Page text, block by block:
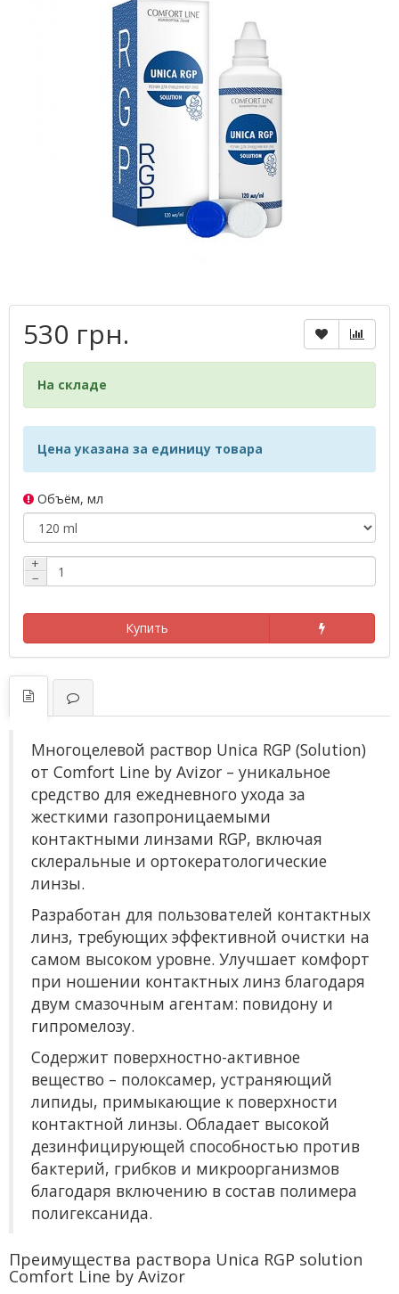
530 грн.
На складе
Цена указана за единицу товара
Объём, мл
+
−
Купить
Многоцелевой раствор Unica RGP (Solution)
от Comfort Line by Avizor – уникальное
средство для ежедневного ухода за
жесткими газопроницаемыми
контактными линзами RGP, включая
склеральные и ортокератологические
линзы.
Разработан для пользователей контактных
линз, требующих эффективной очистки на
самом высоком уровне. Улучшает комфорт
при ношении контактных линз благодаря
двум смазочным агентам: повидону и
гипромелозу.
Содержит поверхностно-активное
вещество – полоксамер, устраняющий
липиды, примыкающие к поверхности
контактной линзы. Обладает высокой
дезинфицирующей способностью против
бактерий, грибков и микроорганизмов
благодаря включению в состав полимера
полигексанида.
Преимущества раствора Unica RGP solution
Comfort Line by Avizor